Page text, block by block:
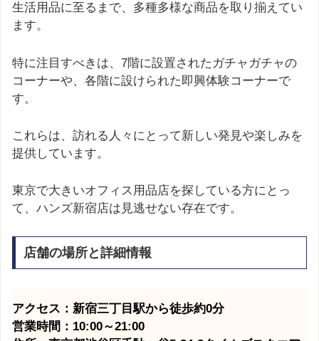
生活用品に至るまで、多種多様な商品を取り揃えてい
ます。
特に注目すべきは、7階に設置されたガチャガチャの
コーナーや、各階に設けられた即興体験コーナーで
す。
これらは、訪れる人々にとって新しい発見や楽しみを
提供しています。
東京で大きいオフィス用品店を探している方にとっ
て、ハンズ新宿店は見逃せない存在です。
店舗の場所と詳細情報
アクセス：新宿三丁目駅から徒歩約0分
営業時間：10:00～21:00